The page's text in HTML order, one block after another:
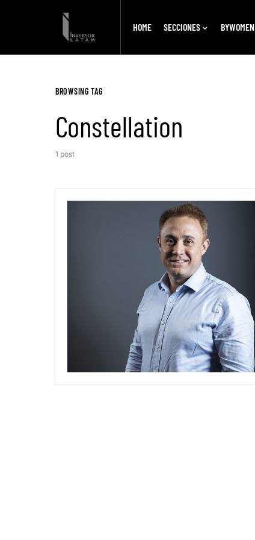
HOME SECCIONES BYWOMEN
BROWSING TAG
Constellation
1 post